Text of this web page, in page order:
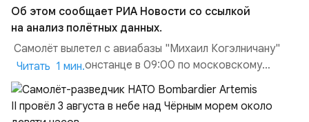
Об этом сообщает РИА Новости со ссылкой
на анализ полётных данных.
Самолёт вылетел с авиабазы "Михаил Когэлничану"
в румынской Констанце в 09:00 по московскому
времени и направился по прямой к турецко-грузинской
границе. На базу самолёт вернулся после 18 часов,
совершив три облёта примерно по одной
Читать 1 мин.